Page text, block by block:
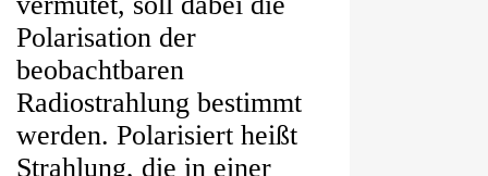
Polarisation der
beobachtbaren
Radiostrahlung bestimmt
werden. Polarisiert heißt
Strahlung, die in einer